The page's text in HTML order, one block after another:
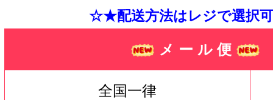
☆★配送方法はレジで選択
メ ー ル 便
全国一律